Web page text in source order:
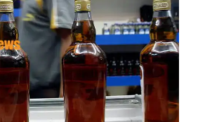
സംയുക്ത ജില്ലാ സമിതി
ഭാഗമായ